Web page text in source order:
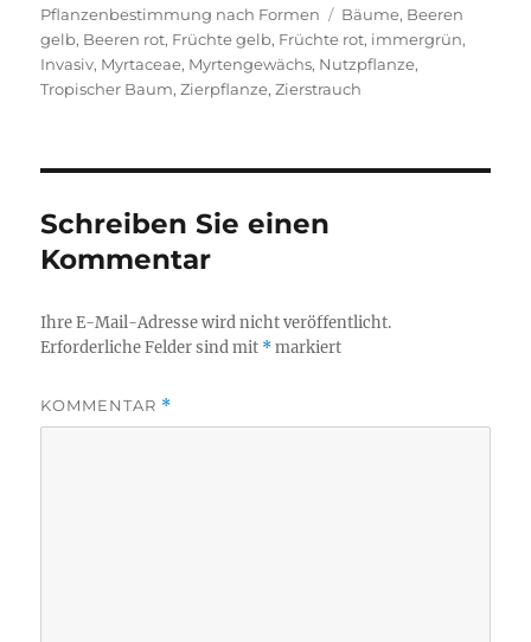
Pflanzenbestimmung nach Formen
Schlagwörter
Bäume, Beeren
gelb, Beeren rot, Früchte gelb, Früchte rot, immergrün,
Invasiv, Myrtaceae, Myrtengewächs, Nutzpflanze,
Tropischer Baum,Zierpflanze,Zierstrauch
Schreiben Sie einen
Kommentar
Ihre E-Mail-Adresse wird nicht veröffentlicht.
Erforderliche Felder sind mit *markiert
KOMMENTAR *